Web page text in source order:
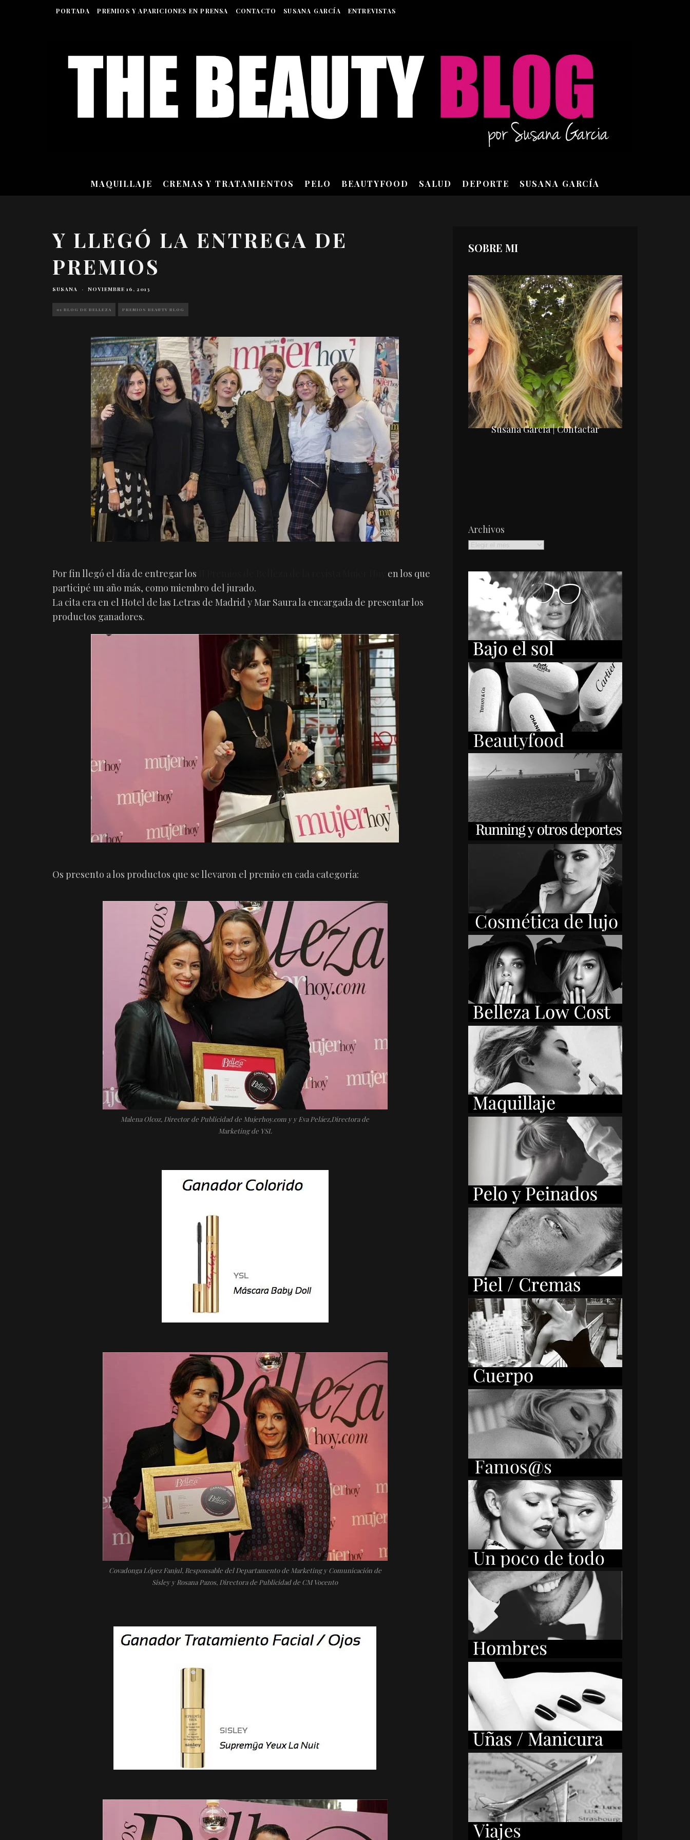
PORTADA PREMIOS Y APARICIONES EN PRENSA CONTACTO SUSANA GARCÍA ENTREVISTAS
MAQUILLAJE CREMAS Y TRATAMIENTOS PELO BEAUTYFOOD SALUD DEPORTE SUSANA GARCÍA
Y LLEGÓ LA ENTREGA DE
PREMIOS
SUSANA · NOVIEMBRE 16, 2013
01 BLOG DE BELLEZA PREMIOS BEAUTY BLOG
Por fin llegó el día de entregar los
en los que
participé un año más, como miembro del jurado.
La cita era en el Hotel de las Letras de Madrid y Mar Saura la encargada de presentar los
productos ganadores.
Os presento a los productos que se llevaron el premio en cada categoría:
Malena Olcoz, Director de Publicidad de Mujerhoy.com y y Eva Peláez,Directora de
Marketing de YSL
Covadonga López Fanjul, Responsable del Departamento de Marketing y Comunicación de
Sisley y Rosana Pazos, Directora de Publicidad de CM Vocento
SOBRE MI
Susana García | Contactar
Archivos